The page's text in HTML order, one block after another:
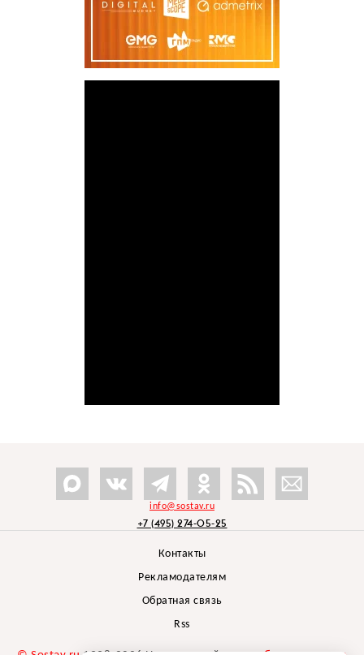
info@sostav.ru
+7 (495) 274-05-25
Контакты
Рекламодателям
Обратная связь
Rss